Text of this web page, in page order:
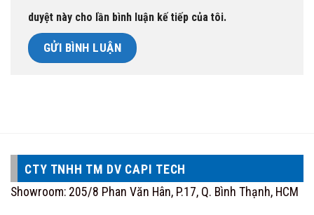
duyệt này cho lần bình luận kế tiếp của tôi.
CTY TNHH TM DV CAPI TECH
Showroom: 205/8 Phan Văn Hân, P.17, Q. Bình Thạnh, HCM